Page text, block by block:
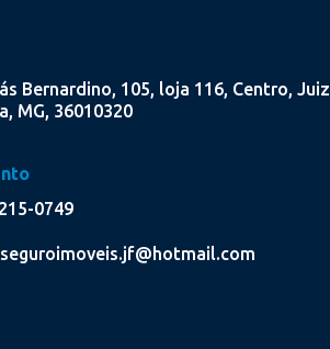
Bernardino, 105, loja 116, Centro, Juiz
MG, 36010320
0749